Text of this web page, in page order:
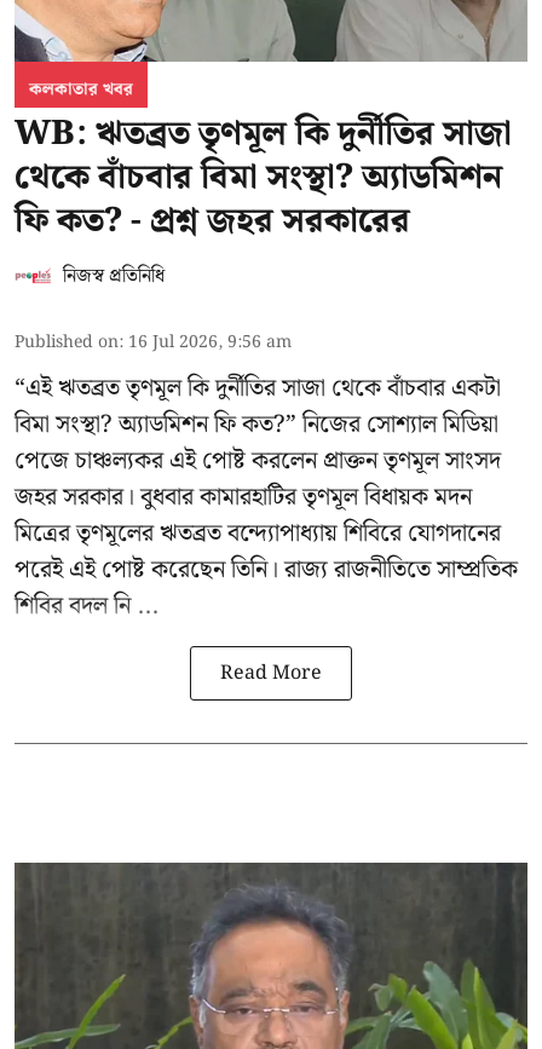
কলকাতার খবর
WB: ঋতব্রত তৃণমূল কি দুর্নীতির সাজা
থেকে বাঁচবার বিমা সংস্থা? অ্যাডমিশন
ফি কত? - প্রশ্ন জহর সরকারের
নিজস্ব প্রতিনিধি
Published on: 16 Jul 2026, 9:56 am
“এই ঋতব্রত তৃণমূল কি দুর্নীতির সাজা থেকে বাঁচবার একটা
বিমা সংস্থা? অ্যাডমিশন ফি কত?” নিজের সোশ্যাল মিডিয়া
পেজে চাঞ্চল্যকর এই পোষ্ট করলেন প্রাক্তন তৃণমূল সাংসদ
জহর সরকার। বুধবার কামারহাটির তৃণমূল বিধায়ক মদন
মিত্রেরতৃণমূলের ঋতব্রত বন্দ্যোপাধ্যায় শিবিরেযোগদানের
পরেই এই পোষ্ট করেছেন তিনি। রাজ্য রাজনীতিতে সাম্প্রতিক
শিবির বদল নি ...
Read More